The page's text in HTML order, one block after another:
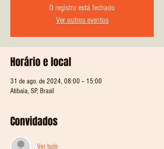
O registro está fechado
Ver outros eventos
Horário e local
31 de ago. de 2024, 08:00 – 15:00
Atibaia, SP, Brasil
Convidados
Ver tudo